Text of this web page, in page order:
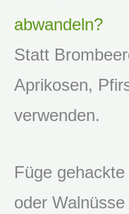
abwandeln?
Statt
Aprikosen,
verwenden.
Füge
oder